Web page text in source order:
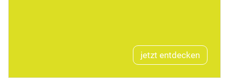
jetzt entdecken